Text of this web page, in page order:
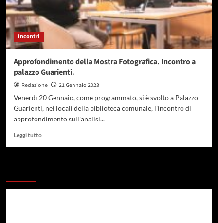
Incontri
Approfondimento della Mostra Fotografica. Incontro a
palazzo Guarienti.
Redazione
21 Gennaio 2023
Venerdì 20 Gennaio, come programmato, si è svolto a Palazzo
Guarienti, nei locali della biblioteca comunale, l'incontro di
approfondimento sull'analisi...
Leggi tutto